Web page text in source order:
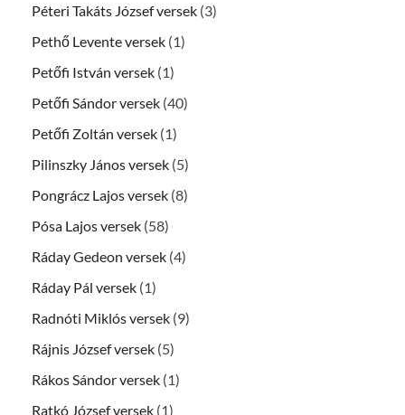
Péteri Takáts József versek (3)
Pethő Levente versek (1)
Petőfi István versek (1)
Petőfi Sándor versek (40)
Petőfi Zoltán versek (1)
Pilinszky János versek (5)
Pongrácz Lajos versek (8)
Pósa Lajos versek (58)
Ráday Gedeon versek (4)
Ráday Pál versek (1)
Radnóti Miklós versek (9)
Rájnis József versek (5)
Rákos Sándor versek (1)
Ratkó József versek (1)